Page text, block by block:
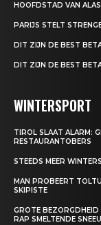
HOOFDSTAD VAN
PARIJS STELT
DIT ZIJN DE BEST
DIT ZIJN DE BEST
WINTERSPORT
TIROL SLAAT ALARM:
RESTAURANTOBERS
STEEDS MEER
MAN PROBEERT
SKIPISTE
GROTE
RAP SMELTENDE